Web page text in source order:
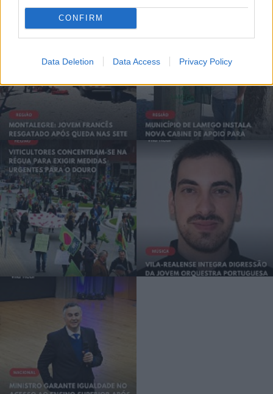
CONFIRM
Data Deletion Data Access Privacy Policy